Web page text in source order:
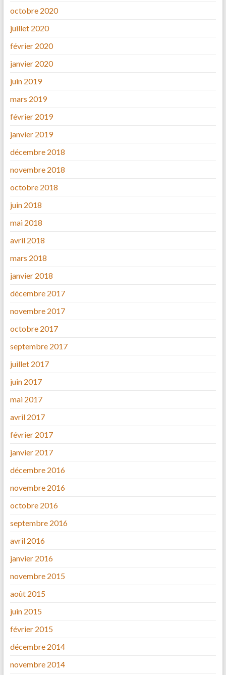
octobre 2020
juillet 2020
février 2020
janvier 2020
juin 2019
mars 2019
février 2019
janvier 2019
décembre 2018
novembre 2018
octobre 2018
juin 2018
mai 2018
avril 2018
mars 2018
janvier 2018
décembre 2017
novembre 2017
octobre 2017
septembre 2017
juillet 2017
juin 2017
mai 2017
avril 2017
février 2017
janvier 2017
décembre 2016
novembre 2016
octobre 2016
septembre 2016
avril 2016
janvier 2016
novembre 2015
août 2015
juin 2015
février 2015
décembre 2014
novembre 2014